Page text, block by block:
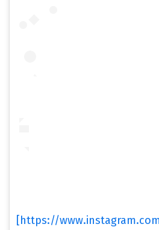
[https://